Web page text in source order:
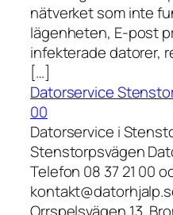
nätverket som inte
lägenheten, E-post
infekterade datorer,
[…]
Datorservice
00
Datorservice i
Stenstorpsvägen
Telefon 08 37 21 00